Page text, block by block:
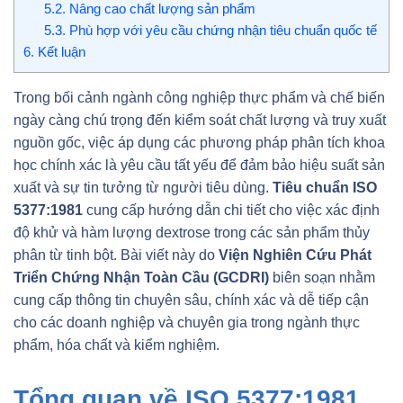
5.2. Nâng cao chất lượng sản phẩm
5.3. Phù hợp với yêu cầu chứng nhận tiêu chuẩn quốc tế
6. Kết luận
Trong bối cảnh ngành công nghiệp thực phẩm và chế biến
ngày càng chú trọng đến kiểm soát chất lượng và truy xuất
nguồn gốc, việc áp dụng các phương pháp phân tích khoa
học chính xác là yêu cầu tất yếu để đảm bảo hiệu suất sản
xuất và sự tin tưởng từ người tiêu dùng. Tiêu chuẩn ISO
5377:1981 cung cấp hướng dẫn chi tiết cho việc xác định
độ khử và hàm lượng dextrose trong các sản phẩm thủy
phân từ tinh bột. Bài viết này do Viện Nghiên Cứu Phát
Triển Chứng Nhận Toàn Cầu (GCDRI) biên soạn nhằm
cung cấp thông tin chuyên sâu, chính xác và dễ tiếp cận
cho các doanh nghiệp và chuyên gia trong ngành thực
phẩm, hóa chất và kiểm nghiệm.